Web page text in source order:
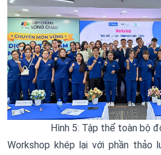
Hình 5: Tập thể toàn bộ
Workshop khép lại với phần thảo